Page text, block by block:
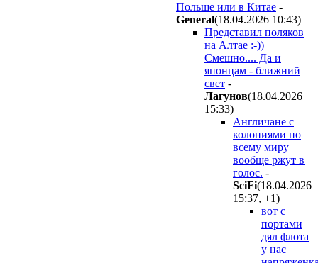
Польше или в Китае -
General(18.04.2026 10:43)
Представил поляков
на Алтае :-))
Смешно.... Да и
японцам - ближний
свет -
Лaгyнoв(18.04.2026
15:33)
Англичане с
колониями по
всему миру
вообще ржут в
голос. -
SciFi(18.04.2026
15:37, +1)
вот с
портами
дял флота
у нас